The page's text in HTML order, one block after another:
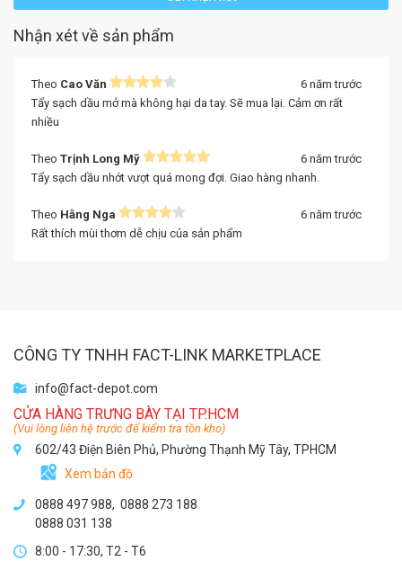
Nhận xét về sản phẩm
Theo Cao Văn
6 năm trước
Tẩy sạch dầu mở mà không hại da tay. Sẽ mua lại. Cảm ơn rất
nhiều
Theo Trịnh Long Mỹ
6 năm trước
Tẩy sạch dầu nhớt vượt quá mong đợi. Giao hàng nhanh.
Theo Hằng Nga
6 năm trước
Rất thích mùi thơm dễ chịu của sản phẩm
CÔNG TY TNHH FACT-LINK MARKETPLACE
info@fact-depot.com
CỬA HÀNG TRƯNG BÀY TẠI TP.HCM
(Vui lòng liên hệ trước để kiểm tra tồn kho)
602/43 Điện Biên Phủ, Phường Thạnh Mỹ Tây, TPHCM
Xem bản đồ
0888 497 988, 0888 273 188
0888 031 138
8:00 - 17:30, T2 - T6